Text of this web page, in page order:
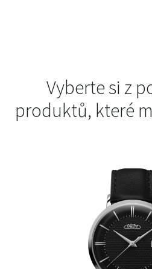
Vyberte si z
produktů, které